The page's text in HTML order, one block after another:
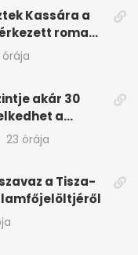
Kassára a
roma
órája
akár 30
a
után
23 órája
a Tisza-